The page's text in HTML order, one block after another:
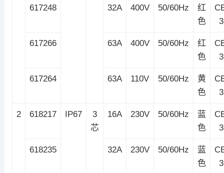
617248 32A 400V 50/60Hz
红
色
617266 63A 400V 50/60Hz
红
色
617264 63A 110V 50/60Hz
黄
色
2 618217 IP67
3
芯
16A 230V 50/60Hz
蓝
色
618235 32A 230V 50/60Hz
蓝
色